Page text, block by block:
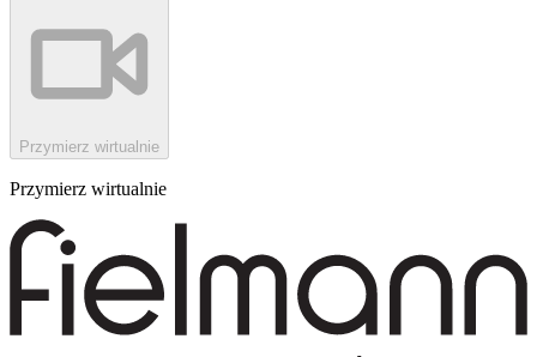
Przymierz wirtualnie
Przymierz wirtualnie